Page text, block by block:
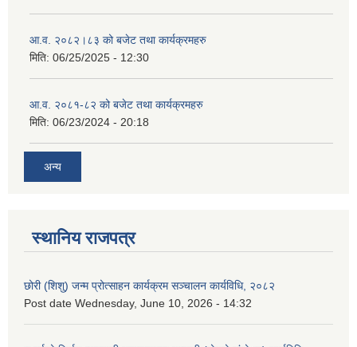
आ.व. २०८२।८३ को बजेट तथा कार्यक्रमहरु
मिति: 06/25/2025 - 12:30
आ.व. २०८१-८२ को बजेट तथा कार्यक्रमहरु
मिति: 06/23/2024 - 20:18
अन्य
स्थानिय राजपत्र
छोरी (शिशु) जन्म प्रोत्साहन कार्यक्रम सञ्चालन कार्यविधि, २०८२
Post date Wednesday, June 10, 2026 - 14:32